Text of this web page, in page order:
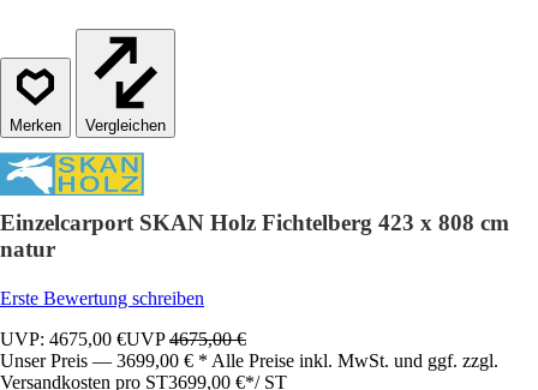
Vergleichen
Einzelcarport SKAN Holz Fichtelberg 423 x 808 cm
natur
Erste Bewertung schreiben
UVP: 4675,00 €UVP4675,00 €
Unser Preis — 3699,00 € * Alle Preise inkl. MwSt. und ggf. zzgl.
Versandkosten pro ST3699,00 €*/ ST